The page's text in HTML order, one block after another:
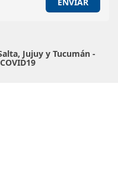
Jujuy y Tucumán -